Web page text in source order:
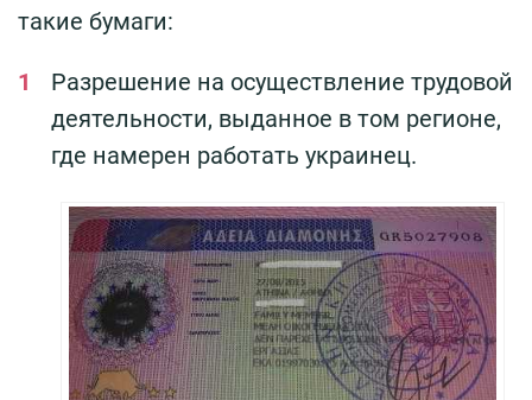
такие бумаги:
Разрешение на осуществление трудовой
деятельности, выданное в том регионе,
где намерен работать украинец.